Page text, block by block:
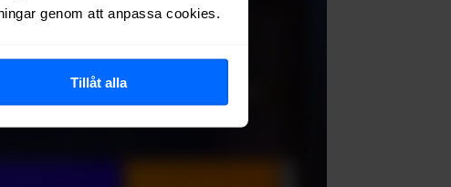
genom att anpassa cookies.
Tillåt alla